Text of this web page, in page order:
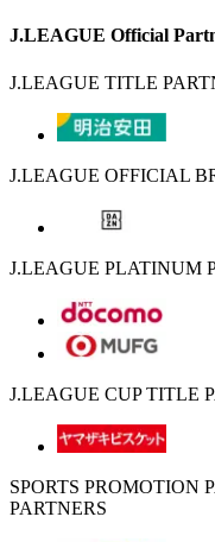
J.LEAGUE Official
J.LEAGUE TITLE
J.LEAGUE OFFICIAL
J.LEAGUE PLATINUM
J.LEAGUE CUP TITLE
SPORTS PROMOTION
PARTNERS